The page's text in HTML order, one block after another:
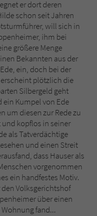
er dort deren
schon seit Jahren
will sich in
ihm bei
größere Menge
Bekannten aus der
ein, doch bei der
plötzlich die
Silbergeld geht
Kumpel von Ede
um diesen zur Rede zu
kopflos in seiner
als Tatverdächtige
und einen Streit
dass Hauser als
vorgenommen
ein handfestes Motiv.
Volksgerichtshof
über einen
fand...
Kontaktformulars zu